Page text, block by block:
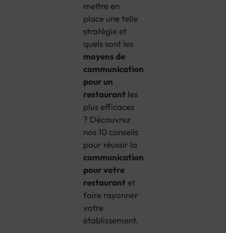
mettre en
place une telle
stratégie et
quels sont les
moyens de
communication
pour un
restaurant les
plus efficaces
? Découvrez
nos 10 conseils
pour réussir la
communication
pour votre
restaurant et
faire rayonner
votre
établissement.